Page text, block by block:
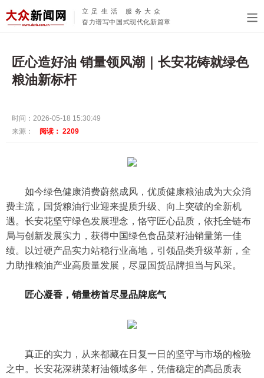
立足生活 服务大众
奋力谱写中国式现代化新篇章
匠心造好油 销量领风潮｜长安花铸就绿色
粮油新标杆
时间：2026-05-18 15:30:49
来源：
阅读： 2209
如今绿色健康消费蔚然成风，优质健康粮油成为大众消
费主流，国货粮油行业迎来提质升级、向上突破的全新机
遇。长安花坚守绿色发展理念，恪守匠心品质，依托全链布
局与创新发展实力，获得中国绿色食品菜籽油销量第一佳
绩。以过硬产品实力站稳行业高地，引领品类升级革新，全
力助推粮油产业高质量发展，尽显国货品牌担当与风采。
匠心凝香，销量榜首尽显品牌底气
真正的实力，从来都藏在日复一日的坚守与市场的检验
之中。长安花深耕菜籽油领域多年，凭借稳定的高品质表